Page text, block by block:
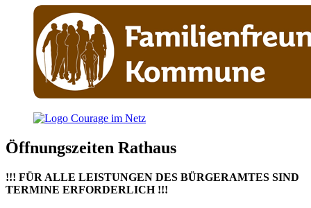
Öffnungszeiten Rathaus
!!! FÜR ALLE LEISTUNGEN DES BÜRGERAMTES SIND
TERMINE ERFORDERLICH !!!